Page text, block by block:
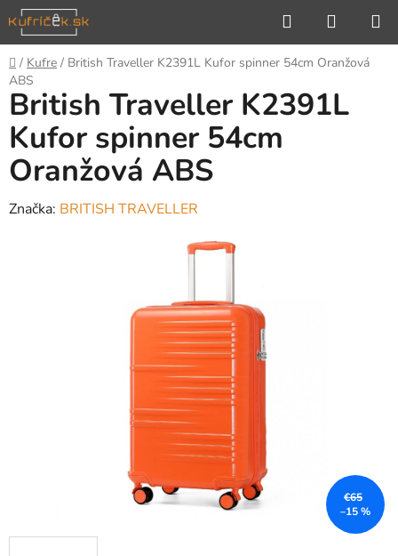
Prejsť
na
obsah
Hľadať
KOŠÍK
Domov
/ Kufre / British Traveller K2391L Kufor spinner 54cm Oranžová
ABS
British Traveller K2391L
Kufor spinner 54cm
Oranžová ABS
Značka: BRITISH TRAVELLER
€65
–15 %